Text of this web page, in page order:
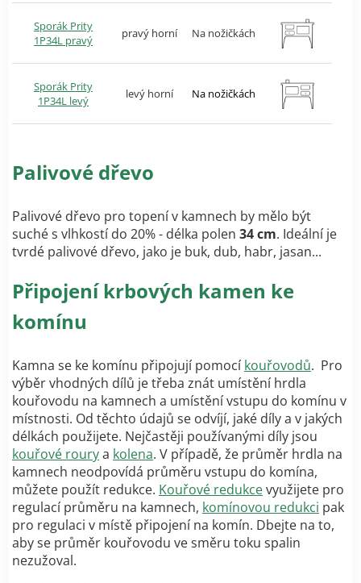
Sporák Prity
1P34L pravý
pravý horní Na nožičkách
Sporák Prity
1P34L levý
levý horní Na nožičkách
Palivové dřevo
Palivové dřevo pro topení v kamnech by mělo být
suché s vlhkostí do 20% - délka polen 34 cm. Ideální je
tvrdé palivové dřevo, jako je buk, dub, habr, jasan...
Připojení krbových kamen ke
komínu
Kamna se ke komínu připojují pomocí kouřovodů. Pro
výběr vhodných dílů je třeba znát umístění hrdla
kouřovodu na kamnech a umístění vstupu do komínu v
místnosti. Od těchto údajů se odvíjí, jaké díly a v jakých
délkách použijete. Nejčastěji používanými díly jsou
kouřové rourya kolena. V případě, že průměr hrdla na
kamnech neodpovídá průměru vstupu do komína,
můžete použít redukce. Kouřové redukcevyužijete pro
regulací průměru na kamnech, komínovou redukci pak
pro regulaci v místě připojení na komín. Dbejte na to,
aby se průměr kouřovodu ve směru toku spalin
nezužoval.